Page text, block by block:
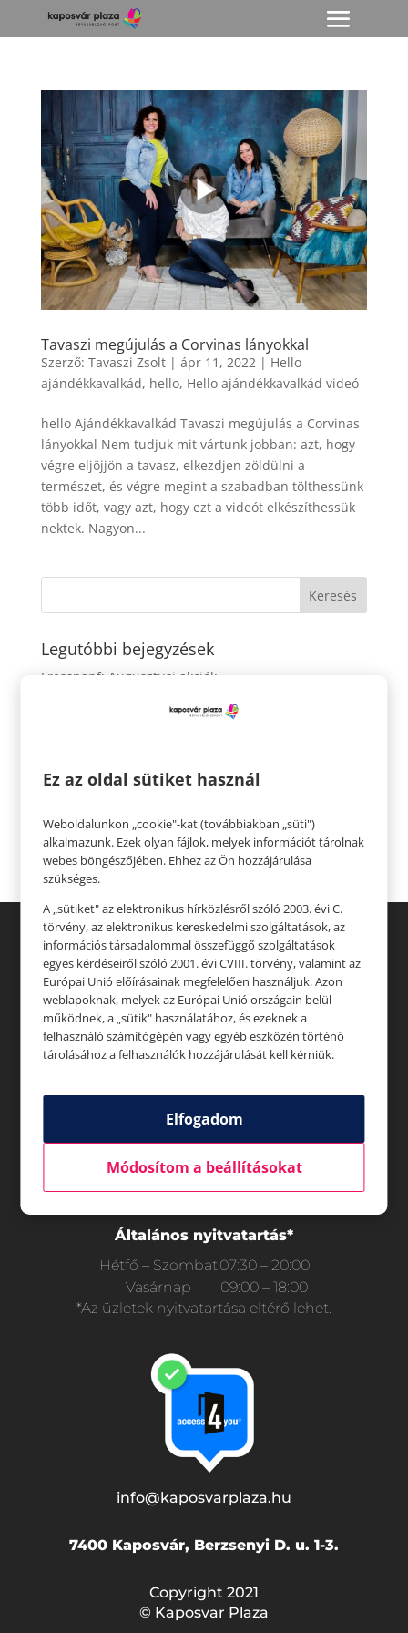
Tavaszi megújulás a Corvinas lányokkal
Szerző: Tavaszi Zsolt| ápr 11, 2022| Hello
ajándékkavalkád, hello, Hello ajándékkavalkád videó
hello Ajándékkavalkád Tavaszi megújulás a Corvinas
lányokkal Nem tudjuk mit vártunk jobban: azt, hogy
végre eljöjjön a tavasz, elkezdjen zöldülni a
természet, és végre megint a szabadban tölthessünk
több időt, vagy azt, hogy ezt a videót elkészíthessük
nektek. Nagyon...
Legutóbbi bejegyzések
Fressnapf: Augusztusi akciók
House: Farmer IKONOK
Hűsölj nálunk a nagy melegben!
Legutóbbi hozzászólások
Üzletek
Akciók
Aktualitások
Általános nyitvatartás*
Hétfő – Szombat07:30 – 20:00
Vasárnap
09:00 – 18:00
*Az üzletek nyitvatartása eltérő lehet.
info@kaposvarplaza.hu
7400 Kaposvár, Berzsenyi D. u. 1-3.
Copyright 2021
© Kaposvar Plaza
Ez az oldal sütiket használ
Weboldalunkon „cookie"-kat (továbbiakban „süti")
alkalmazunk. Ezek olyan fájlok, melyek információt tárolnak
webes böngészőjében. Ehhez az Ön hozzájárulása
szükséges.
A „sütiket" az elektronikus hírközlésről szóló 2003. évi C.
törvény, az elektronikus kereskedelmi szolgáltatások, az
információs társadalommal összefüggő szolgáltatások
egyes kérdéseiről szóló 2001. évi CVIII. törvény, valamint az
Európai Unió előírásainak megfelelően használjuk. Azon
weblapoknak, melyek az Európai Unió országain belül
működnek, a „sütik" használatához, és ezeknek a
felhasználó számítógépén vagy egyéb eszközén történő
tárolásához a felhasználók hozzájárulását kell kérniük.
Elfogadom
Módosítom a beállításokat